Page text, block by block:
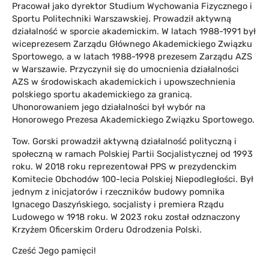
Pracował jako dyrektor Studium Wychowania Fizycznego i
Sportu Politechniki Warszawskiej. Prowadził aktywną
działalność w sporcie akademickim. W latach 1988-1991 był
wiceprezesem Zarządu Głównego Akademickiego Związku
Sportowego, a w latach 1988-1998 prezesem Zarządu AZS
w Warszawie. Przyczynił się do umocnienia działalności
AZS w środowiskach akademickich i upowszechnienia
polskiego sportu akademickiego za granicą.
Uhonorowaniem jego działalności był wybór na
Honorowego Prezesa Akademickiego Związku Sportowego.
Tow. Gorski prowadził aktywną działalność polityczną i
społeczną w ramach Polskiej Partii Socjalistycznej od 1993
roku. W 2018 roku reprezentował PPS w prezydenckim
Komitecie Obchodów 100-lecia Polskiej Niepodległości. Był
jednym z inicjatorów i rzeczników budowy pomnika
Ignacego Daszyńskiego, socjalisty i premiera Rządu
Ludowego w 1918 roku. W 2023 roku został odznaczony
Krzyżem Oficerskim Orderu Odrodzenia Polski.
Cześć Jego pamięci!